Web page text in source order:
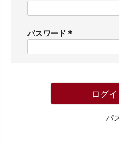
パスワード
)
ログ
パ